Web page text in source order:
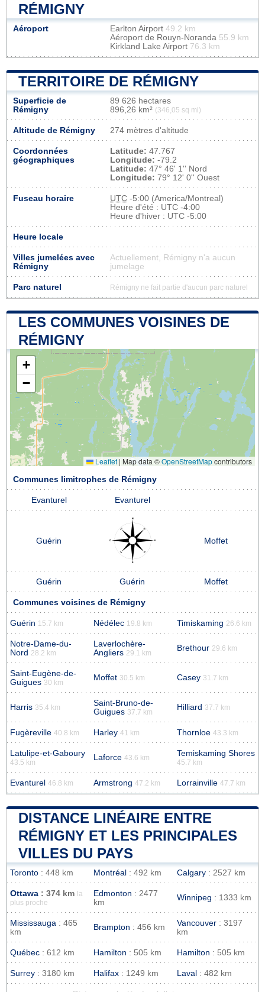
RÉMIGNY
Aéroport Earlton Airport 49.2 km
Aéroport de Rouyn-Noranda 55.9 km
Kirkland Lake Airport 76.3 km
TERRITOIRE DE RÉMIGNY
Superficie de
Rémigny
89 626 hectares
896,26 km² (346,05 sq mi)
Altitude de Rémigny 274 mètres d'altitude
Coordonnées
géographiques
Latitude: 47.767
Longitude: -79.2
Latitude: 47° 46' 1'' Nord
Longitude: 79° 12' 0'' Ouest
Fuseau horaire UTC -5:00 (America/Montreal)
Heure d'été : UTC -4:00
Heure d'hiver : UTC -5:00
Heure locale
Villes jumelées avec
Rémigny
Actuellement, Rémigny n'a aucun
jumelage
Parc naturel Rémigny ne fait partie d'aucun parc naturel
LES COMMUNES VOISINES DE
RÉMIGNY
+
−
Leaflet | Map data ©OpenStreetMapcontributors
Communes limitrophes de Rémigny
Evanturel Evanturel
Guérin Moffet
Guérin Guérin Moffet
Communes voisines de Rémigny
Guérin 15.7 km Nédélec 19.8 km Timiskaming 26.6 km
Notre-Dame-du-
Nord 28.2 km
Laverlochère-
Angliers 29.1 km
Brethour 29.6 km
Saint-Eugène-de-
Guigues 30 km
Moffet 30.5 km Casey 31.7 km
Harris 35.4 km
Saint-Bruno-de-
Guigues 37.7 km
Hilliard 37.7 km
Fugèreville 40.8 km Harley 41 km Thornloe 43.3 km
Latulipe-et-Gaboury
43.5 km
Laforce 43.6 km Temiskaming Shores
45.7 km
Evanturel 46.8 km Armstrong 47.2 km Lorrainville 47.7 km
DISTANCE LINÉAIRE ENTRE
RÉMIGNY ET LES PRINCIPALES
VILLES DU PAYS
Toronto : 448 km Montréal : 492 km Calgary : 2527 km
Ottawa : 374 km
la
plus proche
Edmonton : 2477
km
Winnipeg : 1333 km
Mississauga : 465
km
Brampton : 456 km Vancouver : 3197
km
Québec : 612 km Hamilton : 505 km Hamilton : 505 km
Surrey : 3180 km Halifax : 1249 km Laval : 482 km